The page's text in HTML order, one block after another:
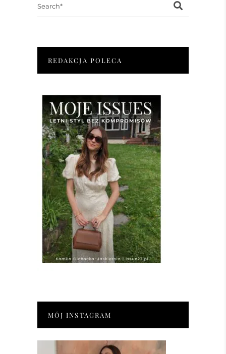
REDAKCJA POLECA
MÓJ INSTAGRAM